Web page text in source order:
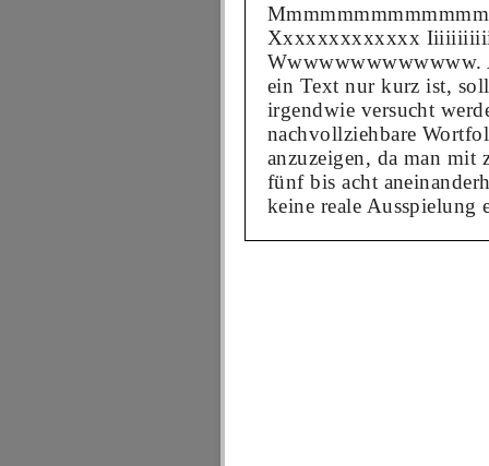
Mmmmmmmmmmmmm
Xxxxxxxxxxxxx
Wwwwwwwwwwwww.
ein Text nur kurz ist,
irgendwie versucht
nachvollziehbare
anzuzeigen, da man mit
fünf bis acht
keine reale Ausspielung